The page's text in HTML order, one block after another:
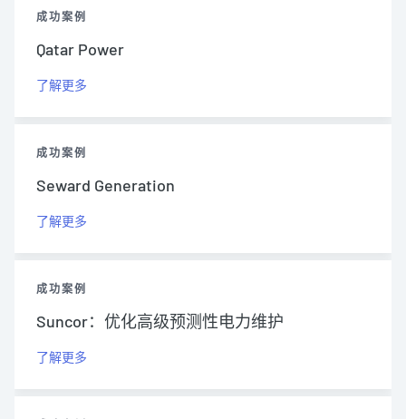
成功案例
Qatar Power
了解更多
成功案例
Seward Generation
了解更多
成功案例
Suncor：优化高级预测性电力维护
了解更多